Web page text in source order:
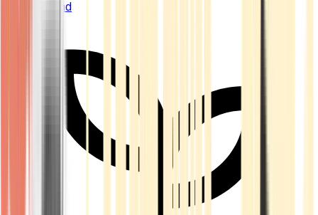
Live Bestand